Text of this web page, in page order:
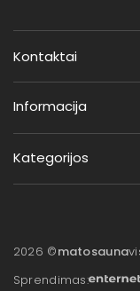
Kontaktai
Informacija
Kategorijos
2026 ©matosauna
Sprendimas: